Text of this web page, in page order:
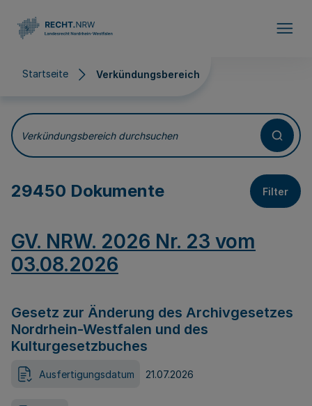
Startseite Verkündungsbereich
Verkündungsbereich
Verkündungsbereich durchsuchen
29450 Dokumente Filter
GV. NRW. 2026 Nr. 23 vom
03.08.2026
Gesetz zur Änderung des Archivgesetzes
Nordrhein-Westfalen und des
Kulturgesetzbuches
Ausfertigungsdatum 21.07.2026